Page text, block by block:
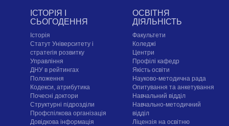
ІСТОРІЯ І
СЬОГОДЕННЯ
Історія
Статут Університету і
стратегія розвитку
Управління
ДНУ в рейтингах
Положення
Кодекси, атрибутика
Почесні доктори
Структурні підрозділи
Профспілкова організація
Довідкова інформація
ОСВІТНЯ
ДІЯЛЬНІСТЬ
Факультети
Коледжі
Центри
Профілі кафедр
Якість освіти
Науково-методична рада
Опитування та анкетування
Навчальний відділ
Навчально-методичний
відділ
Ліцензія на освітню